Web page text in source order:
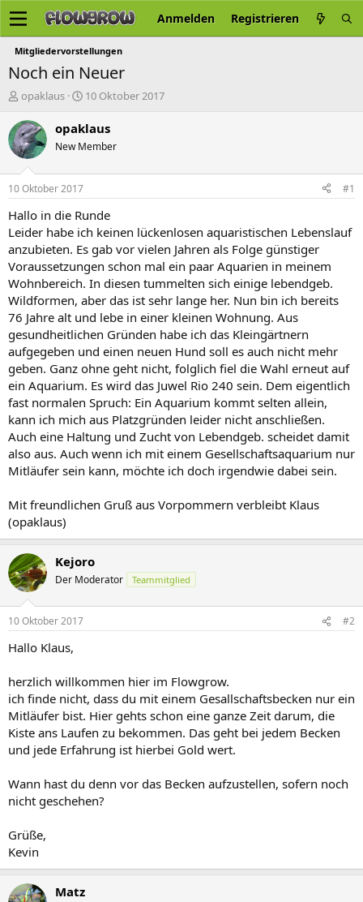
Anmelden Registrieren
Mitgliedervorstellungen
Noch ein Neuer
E
s
t
e
e
r
opaklaus
E
s
e
t
a
m
10 Oktober 2017
opaklaus
New Member
10 Oktober 2017 #1
Hallo in die Runde
Leider habe ich keinen lückenlosen aquaristischen Lebenslauf
anzubieten. Es gab vor vielen Jahren als Folge günstiger
Voraussetzungen schon mal ein paar Aquarien in meinem
Wohnbereich. In diesen tummelten sich einige lebendgeb.
Wildformen, aber das ist sehr lange her. Nun bin ich bereits
76 Jahre alt und lebe in einer kleinen Wohnung. Aus
gesundheitlichen Gründen habe ich das Kleingärtnern
aufgegeben und einen neuen Hund soll es auch nicht mehr
geben. Ganz ohne geht nicht, folglich fiel die Wahl erneut auf
ein Aquarium. Es wird das Juwel Rio 240 sein. Dem eigentlich
fast normalen Spruch: Ein Aquarium kommt selten allein,
kann ich mich aus Platzgründen leider nicht anschließen.
Auch eine Haltung und Zucht von Lebendgeb. scheidet damit
also aus. Auch wenn ich mit einem Gesellschaftsaquarium nur
Mitläufer sein kann, möchte ich doch irgendwie dabei sein.
Mit freundlichen Gruß aus Vorpommern verbleibt Klaus
(opaklaus)
Kejoro
Der Moderator Teammitglied
10 Oktober 2017 #2
Hallo Klaus,
herzlich willkommen hier im Flowgrow.
ich finde nicht, dass du mit einem Gesallschaftsbecken nur ein
Mitläufer bist. Hier gehts schon eine ganze Zeit darum, die
Kiste ans Laufen zu bekommen. Das geht bei jedem Becken
und jede Erfahrung ist hierbei Gold wert.
Wann hast du denn vor das Becken aufzustellen, sofern noch
nicht geschehen?
Grüße,
Kevin
Matz